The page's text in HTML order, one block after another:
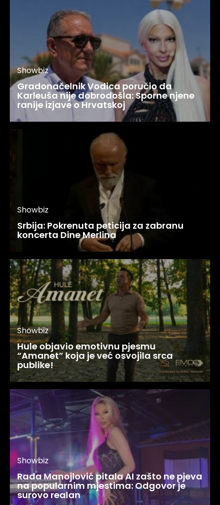
Showbiz
Gradonačelnik Vodica poručio da
Karleuša nije dobrodošla: Sporne njene
ranije izjave o Hrvatskoj
Showbiz
Srbija: Pokrenuta peticija za zabranu
koncerta Dine Merlina
Showbiz
Hule objavio emotivnu pjesmu
“Amanet” koja je već osvojila srca
publike!
Showbiz
Rada Manojlović pitala AI zašto ne pjeva
na popularnim mjestima: Odgovor je
surovo realan